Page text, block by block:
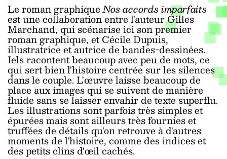
Le roman graphiqueNos accords imparfaits
est une collaboration entre l'auteur Gilles
Marchand, qui scénarise ici son premier
roman graphique, et Cécile Dupuis,
illustratrice et autrice de bandes-dessinées.
Iels racontent beaucoup avec peu de mots, ce
qui sert bien l'histoire centrée sur les silences
dans le couple. L'œuvre laisse beaucoup de
place aux images qui se suivent de manière
fluide sans se laisser envahir de texte superflu.
Les illustrations sont parfois très simples et
épurées mais sont ailleurs très fournies et
truffées de détails qu'on retrouve à d'autres
moments de l'histoire, comme des indices et
des petits clins d'œil cachés.